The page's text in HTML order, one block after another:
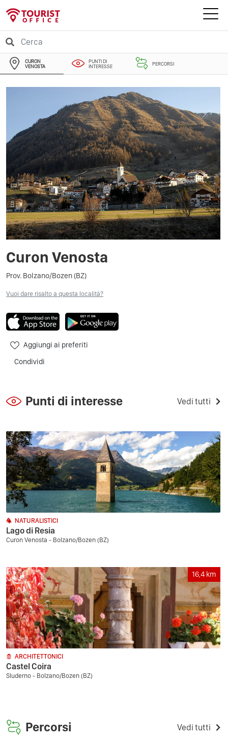
CURON
VENOSTA
PUNTI DI
INTERESSE
PERCORSI
Curon Venosta
Prov. Bolzano/Bozen (BZ)
Vuoi dare risalto a questa località?
Aggiungi ai preferiti
Condividi
Punti di interesse Vedi tutti
NATURALISTICI
Lago di Resia
Curon Venosta - Bolzano/Bozen (BZ)
16,4 km
ARCHITETTONICI
Castel Coira
Sluderno - Bolzano/Bozen (BZ)
Percorsi Vedi tutti